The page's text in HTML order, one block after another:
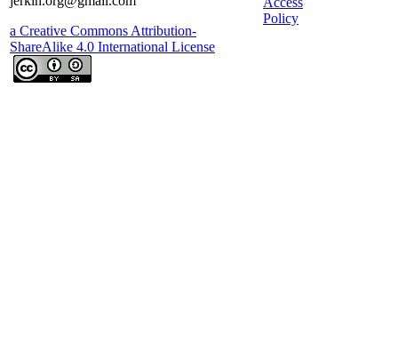
a Creative Commons Attribution-
ShareAlike 4.0 International License
Policy